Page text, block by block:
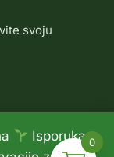
Isporuka
svoju
0